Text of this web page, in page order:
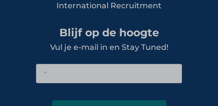
International Recruitment
Blijf op de hoogte
Vul je e-mail in en Stay Tuned!